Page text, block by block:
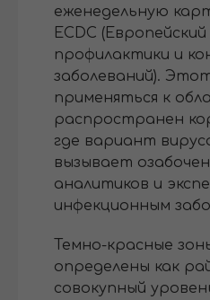
еженедельную
ECDC
профилактики и
заболеваний).
применяться к
распространен
где вариант
вызывает
аналитиков и
инфекционным
Темно-красные
определены как
совокупный